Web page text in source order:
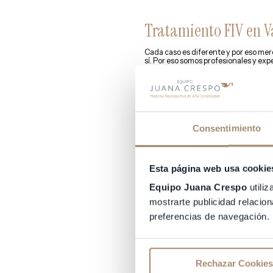
Consentimiento
Esta página web usa
Equipo Juana Crespo
mostrarte publicidad
preferencias de
Rechazar Cookies
Tratamiento FIV en
Cada caso es diferente y por eso
sí. Por eso somos profesionales y
Esto incluye desde un trato
para detectar el problema que
Información sobre
acudido a otros médicos y te han
A nosotros han llegado casos
otro, encontraremos la solución
teléfono 961 042 557. Estamos en
cumplas tu anhelo de concebir un